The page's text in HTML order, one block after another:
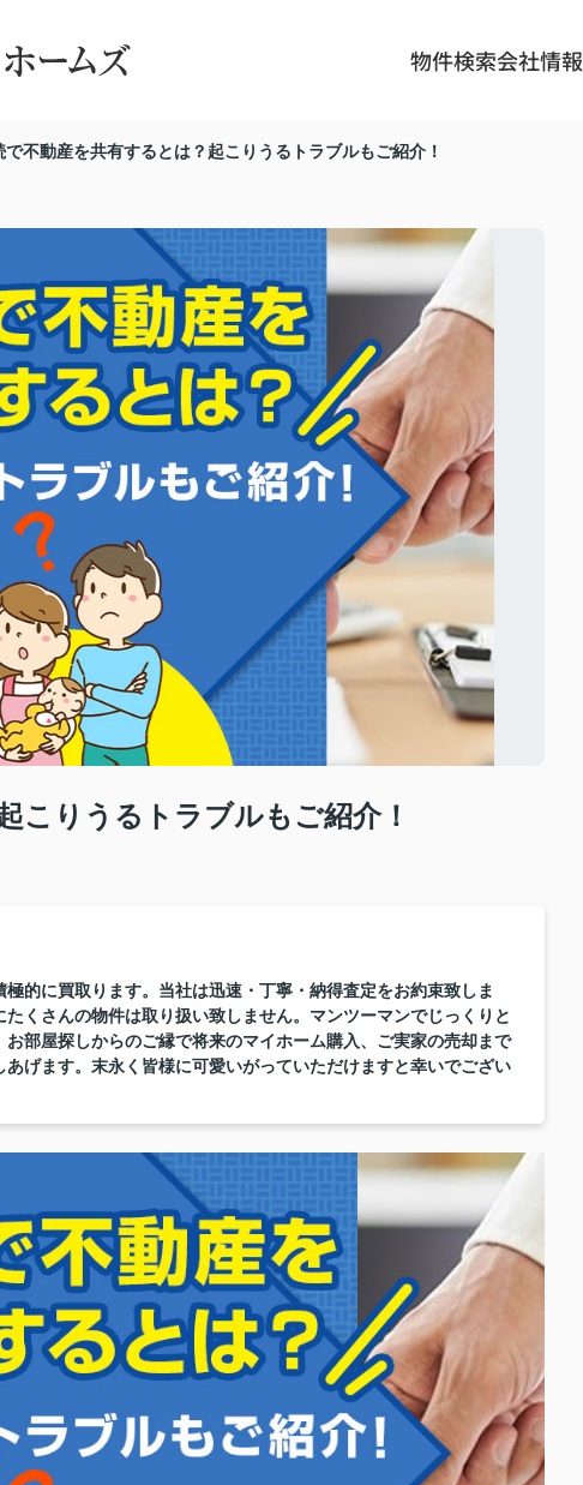
物件検索会社情報
で不動産を共有するとは？起こりうるトラブルもご紹介！
こりうるトラブルもご紹介！
的に買取ります。当社は迅速・丁寧・納得査定をお約束致しま
くさんの物件は取り扱い致しません。マンツーマンでじっくりと
部屋探しからのご縁で将来のマイホーム購入、ご実家の売却まで
げます。末永く皆様に可愛いがっていただけますと幸いでござい